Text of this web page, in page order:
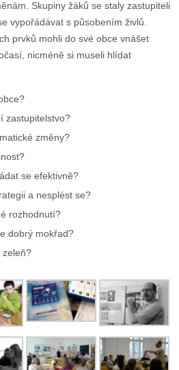
Skupiny žáků se staly zastupiteli
vypořádávat s působením živlů.
prvků mohli do své obce vnášet
nicméně si museli hlídat
zastupitelstvo?
změny?
se efektivně?
a nesplést se?
rozhodnutí?
dobrý mokřad?
zeleň?